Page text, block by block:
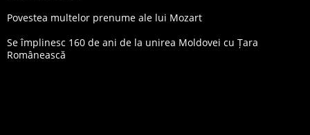
Povestea multelor prenume ale lui Mozart
Se împlinesc 160 de ani de la unirea Moldovei cu Țara
Românească